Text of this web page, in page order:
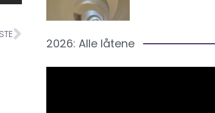
2026: Alle låtene